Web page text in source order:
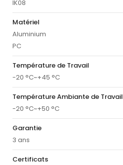
IK08
Matériel
Aluminium
PC
Température de Travail
-20 °C~+45 °C
Température Ambiante de Travail
-20 °C~+50 °C
Garantie
3 ans
Certificats